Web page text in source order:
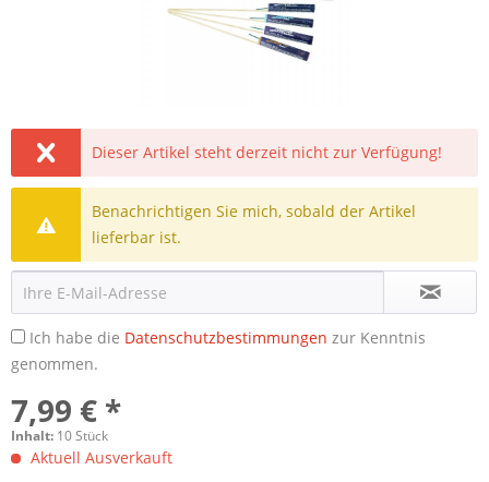
Dieser Artikel steht derzeit nicht zur Verfügung!
Benachrichtigen Sie mich, sobald der Artikel
lieferbar ist.
Ich habe die Datenschutzbestimmungen zur Kenntnis
genommen.
7,99 € *
Inhalt: 10 Stück
Aktuell Ausverkauft